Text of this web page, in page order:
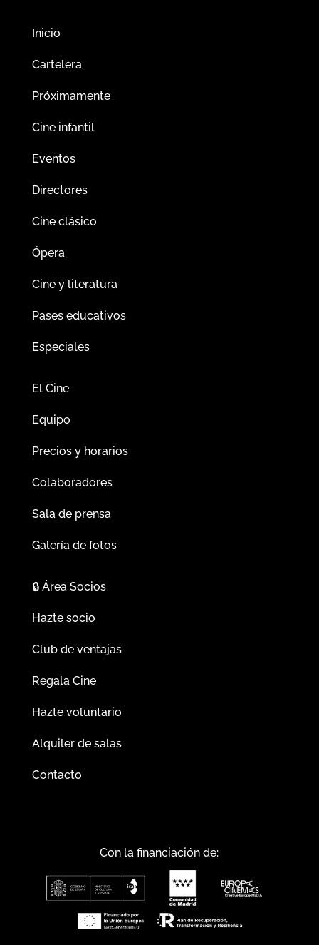
Inicio
Cartelera
Próximamente
Cine infantil
Eventos
Directores
Cine clásico
Ópera
Cine y literatura
Pases educativos
Especiales
El Cine
Equipo
Precios y horarios
Colaboradores
Sala de prensa
Galería de fotos
🔒Área Socios
Hazte socio
Club de ventajas
Regala Cine
Hazte voluntario
Alquiler de salas
Contacto
Con la financiación de: